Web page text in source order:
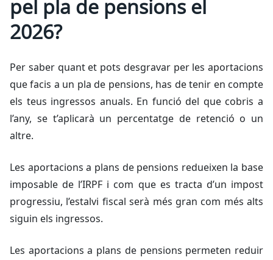
pel pla de pensions el
2026?
Per saber quant et pots desgravar per les aportacions
que facis a un pla de pensions, has de tenir en compte
els teus ingressos anuals. En funció del que cobris a
l’any, se t’aplicarà un percentatge de retenció o un
altre.
Les aportacions a plans de pensions redueixen la base
imposable de l’IRPF i com que es tracta d’un impost
progressiu, l’estalvi fiscal serà més gran com més alts
siguin els ingressos.
Les aportacions a plans de pensions permeten reduir